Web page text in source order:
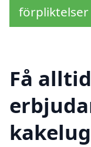
förpliktelser
Få